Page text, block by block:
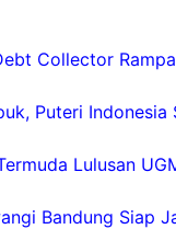
Collector
Puteri Indonesia
Lulusan
Bandung Siap